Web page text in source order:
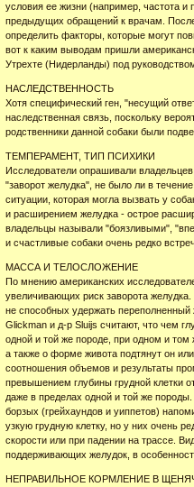
условия ее жизни (например, частота и
предыдущих обращений к врачам.
определить факторы, которые могут
вот к каким выводам пришли
Утрехте (Нидерланды) под
НАСЛЕДСТВЕННОСТЬ
Хотя специфический ген, "несущий
наследственная связь, поскольку
родственники данной собаки были
ТЕМПЕРАМЕНТ, ТИП ПСИХИКИ
Исследователи опрашивали
"заворот желудка", не было ли в
ситуации, которая могла вызвать у
и расширением желудка - острое
владельцы называли "боязливыми",
и счастливые собаки очень редко
МАССА И ТЕЛОСЛОЖЕНИЕ
По мнению американских
увеличивающих риск заворота
не способных удержать
Glickman и д-р Sluijs считают, что чем
одной и той же породе, при одном и
а также о форме живота подтянут он
соотношения объемов и результаты
превышением глубины грудной клетки
даже в пределах одной и той же
борзых (грейхаундов и уиппетов)
узкую грудную клетку, но у них очень
скорости или при падении на трассе.
поддерживающих желудок, в
НЕПРАВИЛЬНОЕ КОРМЛЕНИЕ В